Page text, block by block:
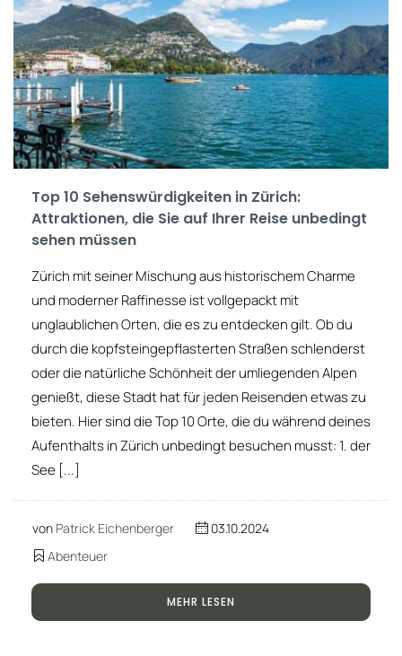
Top 10 Sehenswürdigkeiten in Zürich:
Attraktionen, die Sie auf Ihrer Reise unbedingt
sehen müssen
Zürich mit seiner Mischung aus historischem Charme
und moderner Raffinesse ist vollgepackt mit
unglaublichen Orten, die es zu entdecken gilt. Ob du
durch die kopfsteingepflasterten Straßen schlenderst
oder die natürliche Schönheit der umliegenden Alpen
genießt, diese Stadt hat für jeden Reisenden etwas zu
bieten. Hier sind die Top 10 Orte, die du während deines
Aufenthalts in Zürich unbedingt besuchen musst: 1. der
See [...]
von Patrick Eichenberger
03.10.2024
Abenteuer
MEHR LESEN